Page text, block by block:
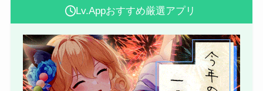
Lv.Appおすすめ厳選アプリ